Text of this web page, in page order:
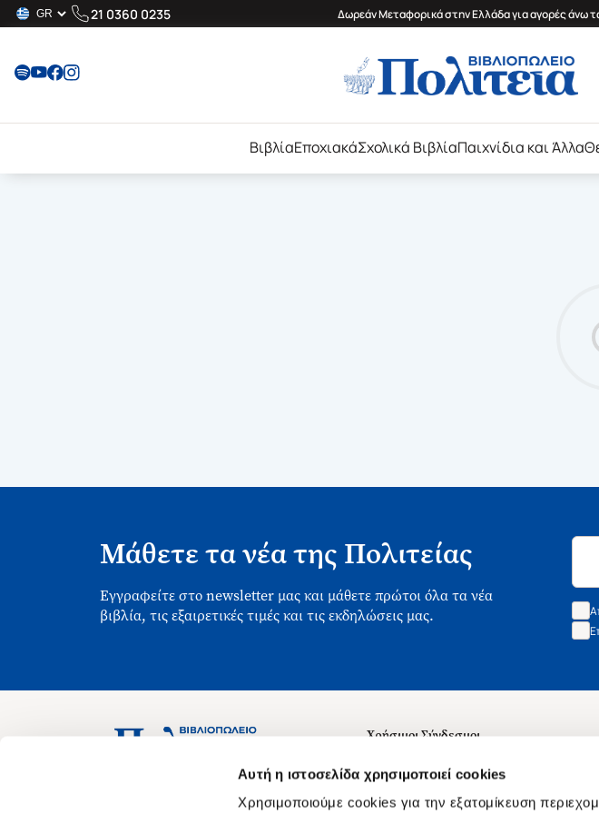
Αυτή η ιστοσελίδα χρησιμοποιεί cookies
Χρησιμοποιούμε cookies για την εξατομίκευση
21 0360 0235 Δωρεάν Μεταφορικά στην Ελλάδα για αγορές άνω
ΒιβλίαΕποχιακάΣχολικά ΒιβλίαΠαιχνίδια και Άλλα
Μάθετε τα νέα της Πολιτείας
Εγγραφείτε στο newsletter μας και μάθετε πρώτοι όλα τα νέα
βιβλία, τις εξαιρετικές τιμές και τις εκδηλώσεις μας.
Ασκληπιού 1-3, Αθήνα 106 79
Χρήσιμοι Σύνδεσμοι
Σχετικά με εμάς
Θέσεις Εργασίας